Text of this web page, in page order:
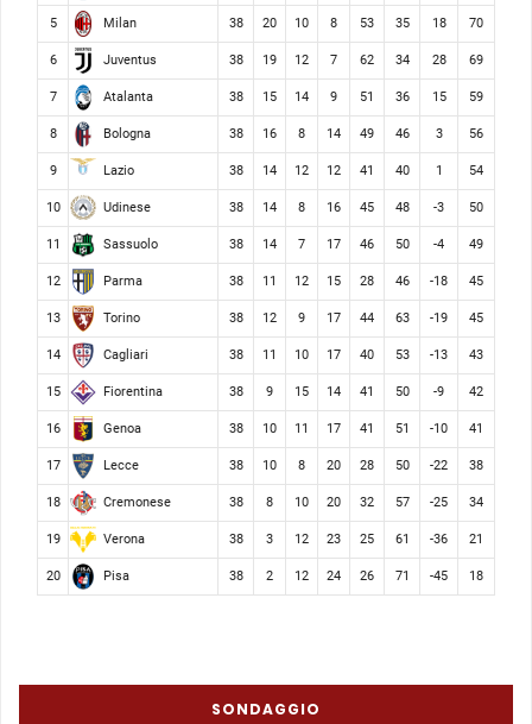
5 Milan 38 20 10 8 53 35 18 70
6 Juventus 38 19 12 7 62 34 28 69
7 Atalanta 38 15 14 9 51 36 15 59
8 Bologna 38 16 8 14 49 46 3 56
9 Lazio 38 14 12 12 41 40 1 54
10 Udinese 38 14 8 16 45 48 -3 50
11 Sassuolo 38 14 7 17 46 50 -4 49
12 Parma 38 11 12 15 28 46 -18 45
13 Torino 38 12 9 17 44 63 -19 45
14 Cagliari 38 11 10 17 40 53 -13 43
15 Fiorentina 38 9 15 14 41 50 -9 42
16 Genoa 38 10 11 17 41 51 -10 41
17 Lecce 38 10 8 20 28 50 -22 38
18 Cremonese 38 8 10 20 32 57 -25 34
19 Verona 38 3 12 23 25 61 -36 21
20 Pisa 38 2 12 24 26 71 -45 18
SONDAGGIO